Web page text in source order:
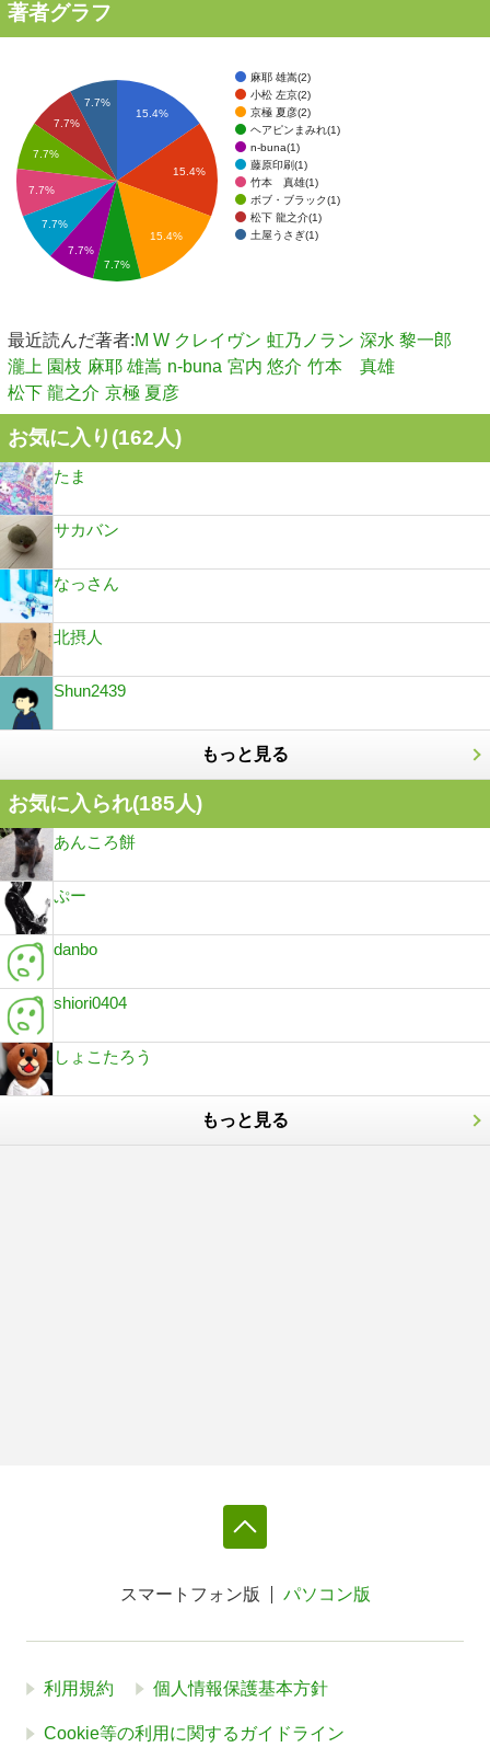
著者グラフ
麻耶 雄嵩(2)
小松 左京(2)
京極 夏彦(2)
ヘアピンまみれ(1)
n-buna(1)
藤原印刷(1)
竹本 真雄(1)
ボブ・ブラック(1)
松下 龍之介(1)
土屋うさぎ(1)
15.4%
15.4%
15.4%
7.7%
7.7%
7.7%
7.7%
7.7%
7.7%
7.7%
最近読んだ著者:M W クレイヴン 虹乃ノラン 深水 黎一郎
瀧上 園枝 麻耶 雄嵩 n-buna 宮内 悠介 竹本 真雄
松下 龍之介 京極 夏彦
お気に入り(162人)
たま
サカバン
なっさん
北摂人
Shun2439
もっと見る
お気に入られ(185人)
あんころ餅
ぷー
danbo
shiori0404
しょこたろう
もっと見る
スマートフォン版 パソコン版
利用規約 個人情報保護基本方針
Cookie等の利用に関するガイドライン